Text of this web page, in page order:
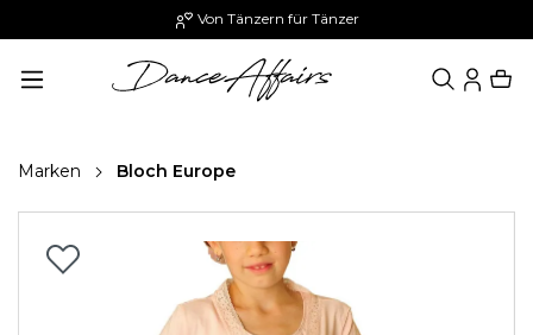
Von Tänzern für Tänzer
Marken Bloch Europe